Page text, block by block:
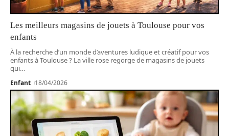
Les meilleurs magasins de jouets à Toulouse pour vos
enfants
À la recherche d’un monde d’aventures ludique et créatif pour vos
enfants à Toulouse ? La ville rose regorge de magasins de jouets
qui…
Enfant 18/04/2026